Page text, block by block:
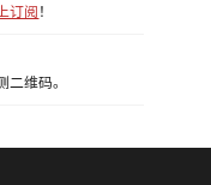
订阅 ！
二维码。